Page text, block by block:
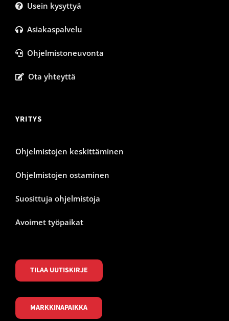
Usein kysyttyä
Asiakaspalvelu
Ohjelmistoneuvonta
Ota yhteyttä
YRITYS
Ohjelmistojen keskittäminen
Ohjelmistojen ostaminen
Suosittuja ohjelmistoja
Avoimet työpaikat
TILAA UUTISKIRJE
MARKKINAPAIKKA